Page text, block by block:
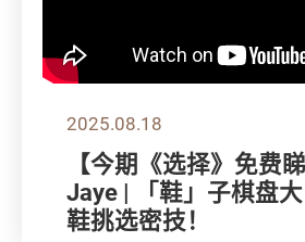
2025.08.18
【今期《选择》免费
Jaye | 「鞋」子棋盘
鞋挑选密技！